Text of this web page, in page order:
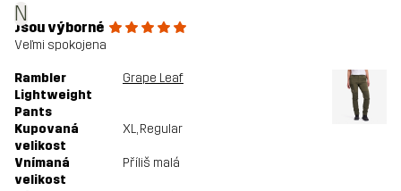
N
Jsou výborné
Veľmi spokojena
Rambler
Lightweight
Pants
Grape Leaf
Kupovaná
velikost
XL, Regular
Vnímaná
velikost
Příliš malá